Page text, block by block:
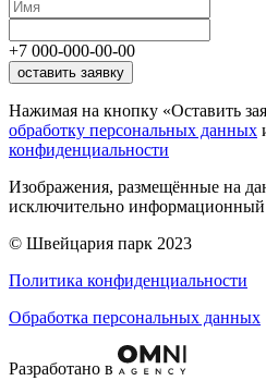
+7 000-000-00-00
оставить заявку
Нажимая на кнопку «Оставить
обработку персональных данных
конфиденциальности
Изображения, размещённые на
исключительно информационный
© Швейцария парк 2023
Политика конфиденциальности
Обработка персональных данных
Разработано в